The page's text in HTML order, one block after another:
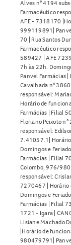
Alves n° 4194
Farmacêutico
AFE - 7318170
999119891|
70 | Rua Santos
Farmacêutico
589427 | AFE
7h às 22h.
Panvel Farmácias
Cavalhada n°
responsável:
Horário de
Farmácias | Filial
Floriano Peixoto
responsável:
7.41057.1| Horário
Domingos e
Farmácias | Filial
Colombo, 976/
responsável:
7270467 | Horário
Domingos e
Farmácias | Filial
1721 - Igara |
Lisiane Machado
|Horário de
980479791|